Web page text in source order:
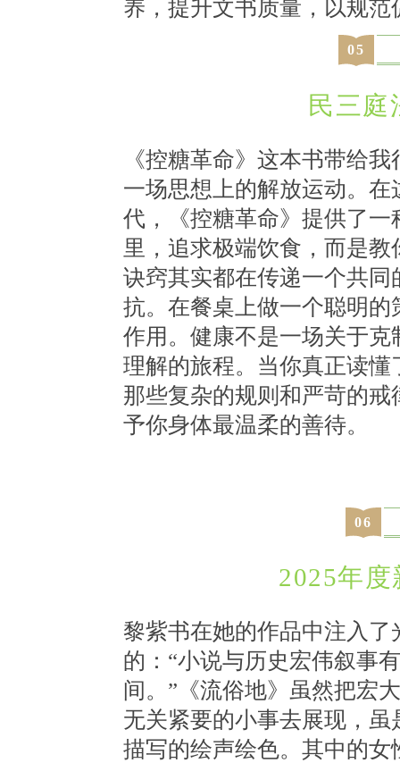
养，提升文书质量，以规
05
民三庭
《控糖革命》这本书带给
一场思想上的解放运动。
代，《控糖革命》提供了
里，追求极端饮食，而是
诀窍其实都在传递一个共
抗。在餐桌上做一个聪明
作用。健康不是一场关于
理解的旅程。当你真正读
那些复杂的规则和严苛的
予你身体最温柔的善待。
06
2025年
黎紫书在她的作品中注入
的：“小说与历史宏伟叙事
间。”《流俗地》虽然把宏
无关紧要的小事去展现，
描写的绘声绘色。其中的